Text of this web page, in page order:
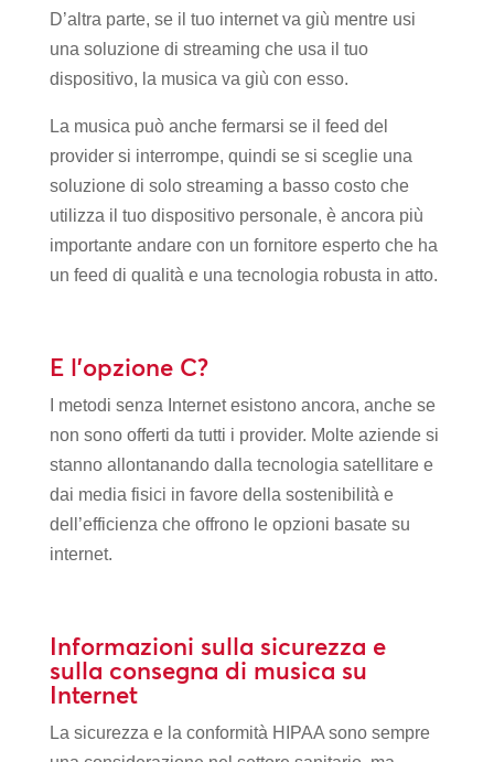
D’altra parte, se il tuo internet va giù mentre usi
una soluzione di streaming che usa il tuo
dispositivo, la musica va giù con esso.
La musica può anche fermarsi se il feed del
provider si interrompe, quindi se si sceglie una
soluzione di solo streaming a basso costo che
utilizza il tuo dispositivo personale, è ancora più
importante andare con un fornitore esperto che ha
un feed di qualità e una tecnologia robusta in atto.
E l’opzione C?
I metodi senza Internet esistono ancora, anche se
non sono offerti da tutti i provider. Molte aziende si
stanno allontanando dalla tecnologia satellitare e
dai media fisici in favore della sostenibilità e
dell’efficienza che offrono le opzioni basate su
internet.
Informazioni sulla sicurezza e
sulla consegna di musica su
Internet
La sicurezza e la conformità HIPAA sono sempre